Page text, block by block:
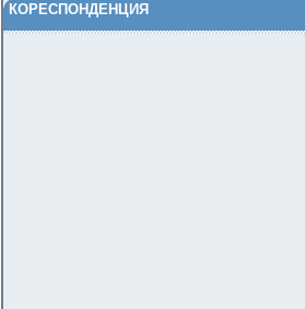
КОРЕСПОНДЕНЦИЯ